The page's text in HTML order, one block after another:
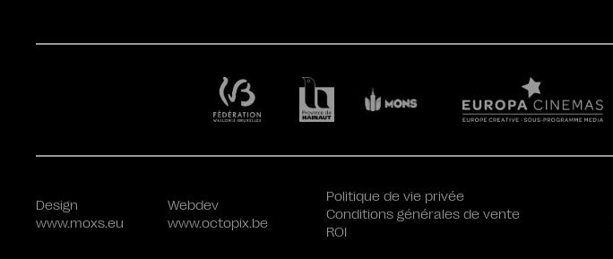
Design
www.moxs.eu
Webdev
www.octopix.be
Politique de vie privée
Conditions générales de vente
ROI